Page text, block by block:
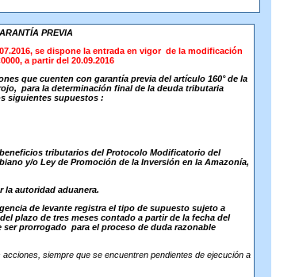
PREVIA
se dispone la entrada en vigor de la modificación
a partir del 20.09.2016
que cuenten con garantía previa del artículo 160° de la
para la determinación final de la deuda tributaria
siguientes supuestos :
tributarios del Protocolo Modificatorio del
y/o Ley de Promoción de la Inversión en la Amazonía,
la autoridad aduanera.
de levante registra el tipo de supuesto sujeto a
plazo de tres meses contado a partir de la fecha del
ser prorrogado para el proceso de duda razonable
siempre que se encuentren pendientes de ejecución a